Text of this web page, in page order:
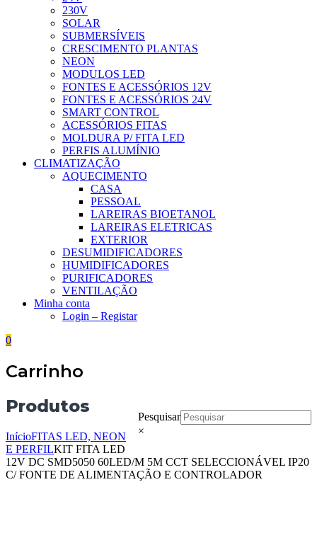
230V
SOLAR
SUBMERSÍVEIS
CRESCIMENTO PLANTAS
NEON
MODULOS LED
FONTES E ACESSÓRIOS 12V
FONTES E ACESSÓRIOS 24V
SMART CONTROL
ACESSÓRIOS FITAS
MOLDURA P/ FITA LED
PERFIS ALUMÍNIO
CLIMATIZAÇÃO
AQUECIMENTO
CASA
PESSOAL
LAREIRAS BIOETANOL
LAREIRAS ELETRICAS
EXTERIOR
DESUMIDIFICADORES
HUMIDIFICADORES
PURIFICADORES
VENTILAÇÃO
Minha conta
Login – Registar
0
Carrinho
Pesquisar
×
Produtos
InícioFITAS LED, NEON
E PERFILKIT FITA LED
12V DC SMD5050 60LED/M 5M CCT SELECCIONÁVEL IP20
C/ FONTE DE ALIMENTAÇÃO E CONTROLADOR